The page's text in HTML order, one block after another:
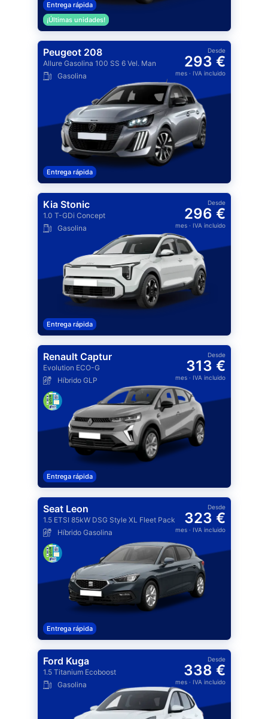
Entrega rápida
¡Últimas unidades!
Peugeot 208
Allure Gasolina 100 SS 6 Vel. Man
Gasolina
Desde
293 €
mes· IVA incluido
Entrega rápida
Kia Stonic
1.0 T-GDi Concept
Gasolina
Desde
296 €
mes· IVA incluido
Entrega rápida
Renault Captur
Evolution ECO-G
Híbrido GLP
Desde
313 €
mes· IVA incluido
Entrega rápida
Seat Leon
1.5 ETSI 85kW DSG Style XL Fleet Pack
Híbrido Gasolina
Desde
323 €
mes· IVA incluido
Entrega rápida
Ford Kuga
1.5 Titanium Ecoboost
Gasolina
Desde
338 €
mes· IVA incluido